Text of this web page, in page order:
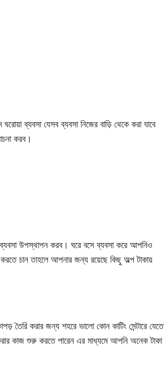
ব্যবসা যেসব ব্যবসা নিজের বাড়ি থেকে করা যাবে
করব।
উপস্থাপন করব। ঘরে বসে ব্যবসা করে আপনিও
চান তাহলে আপনার জন্য রয়েছে কিছু অল্প টাকায়
তৈরি করার জন্য শহরে ভালো কোন কাটিং সেন্টারে যেতে
কাজ শুরু করতে পারেন এর মাধ্যমে আপনি অনেক টাকা